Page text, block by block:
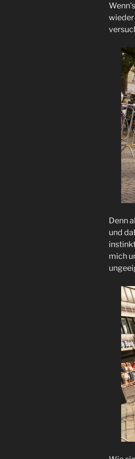
wieder
Denn
und
mich